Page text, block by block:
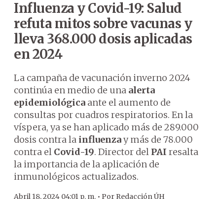
Influenza y Covid-19: Salud
refuta mitos sobre vacunas y
lleva 368.000 dosis aplicadas
en 2024
La campaña de vacunación inverno 2024
continúa en medio de una alerta
epidemiológica ante el aumento de
consultas por cuadros respiratorios. En la
víspera, ya se han aplicado más de 289.000
dosis contra la influenzay más de 78.000
contra el Covid-19. Director del PAI resalta
la importancia de la aplicación de
inmunológicos actualizados.
Abril 18, 2024 04:01 p. m. • Por Redacción ÚH